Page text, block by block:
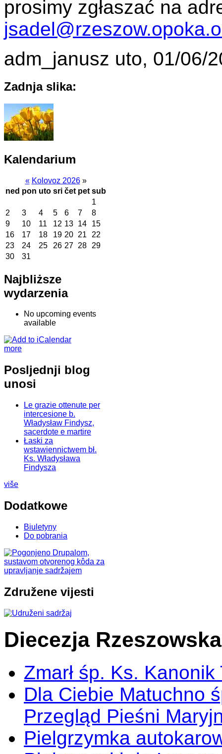
prosimy zgłaszać na
adm_janusz uto, 01/06/
Zadnja slika:
Kalendarium
« Kolovoz 2026 »
ned pon uto sri čet pet sub
1
2
3 4 5 6 7
8
9
10 11 12 13 14
15
16
17 18 19 20 21
22
23
24 25 26 27 28
29
30
31
Najbliższe
wydarzenia
No upcoming events
available
more
Posljednji blog
unosi
Le grazie ottenute per
intercesione b.
Władysław Findysz,
sacerdote e martire
Łaski za
wstawiennictwem bł.
Ks. Władysława
Findysza
više
Dodatkowe
Biuletyny
Do pobrania
Združene vijesti
Diecezja Rzeszowska
Zmarł śp. Ks.
Dla Ciebie Matuchno
Przegląd Pieśni
Pielgrzymka